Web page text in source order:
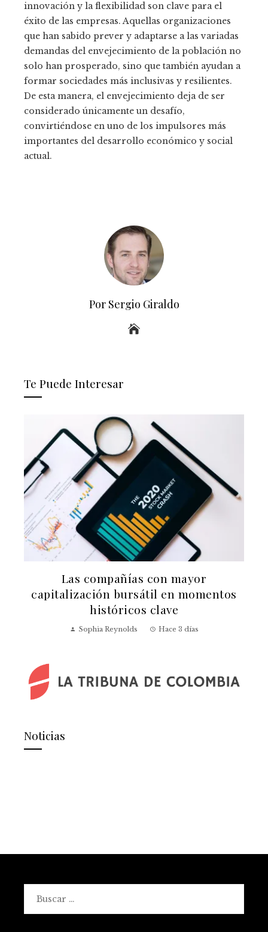
innovación y la flexibilidad son clave para el
éxito de las empresas. Aquellas organizaciones
que han sabido prever y adaptarse a las variadas
demandas del envejecimiento de la población no
solo han prosperado, sino que también ayudan a
formar sociedades más inclusivas y resilientes.
De esta manera, el envejecimiento deja de ser
considerado únicamente un desafío,
convirtiéndose en uno de los impulsores más
importantes del desarrollo económico y social
actual.
Por Sergio Giraldo
Te Puede Interesar
Las compañías con mayor
capitalización bursátil en momentos
históricos clave
Sophia Reynolds Hace 3 días
Noticias